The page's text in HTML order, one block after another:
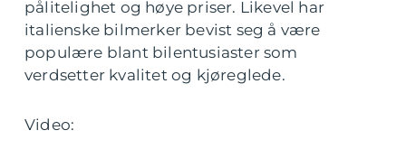
pålitelighet og høye priser. Likevel har
italienske bilmerker bevist seg å være
populære blant bilentusiaster som
verdsetter kvalitet og kjøreglede.
Video: